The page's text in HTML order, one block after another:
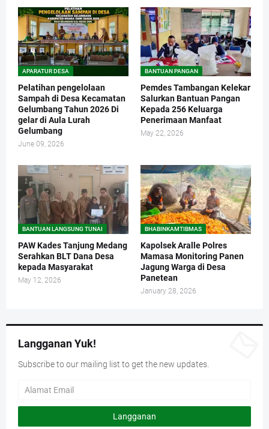
APARATUR DESA
Pelatihan pengelolaan
Sampah di Desa Kecamatan
Gelumbang Tahun 2026 Di
gelar di Aula Lurah
Gelumbang
June 09, 2026
BANTUAN PANGAN
Pemdes Tambangan Kelekar
Salurkan Bantuan Pangan
Kepada 256 Keluarga
Penerimaan Manfaat
May 22, 2026
BANTUAN LANGSUNG TUNAI
PAW Kades Tanjung Medang
Serahkan BLT Dana Desa
kepada Masyarakat
May 12, 2026
BHABINKAMTIBMAS
Kapolsek Aralle Polres
Mamasa Monitoring Panen
Jagung Warga di Desa
Panetean
January 28, 2026
Langganan Yuk!
Subscribe to our mailing list to get the new updates.